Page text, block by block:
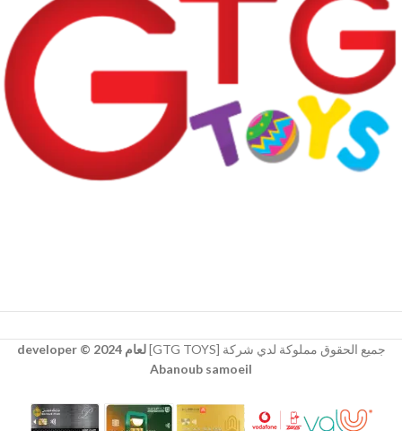
جميع الحقوق مملوكة لدي شركة [GTG TOYS]
لعام 2024 © developer
Abanoub samoeil